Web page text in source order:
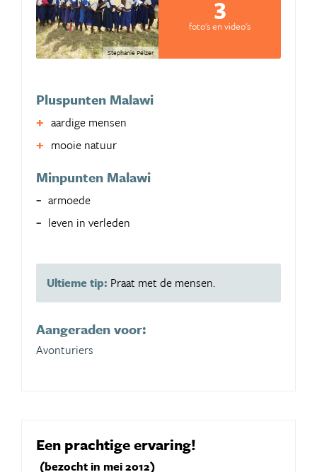
Stephanie Pelzer
foto's en video's
Pluspunten Malawi
aardige mensen
mooie natuur
Minpunten Malawi
armoede
leven in verleden
Ultieme tip: Praat met de mensen.
Aangeraden voor:
Avonturiers
Een prachtige ervaring!
(bezocht in mei 2012)